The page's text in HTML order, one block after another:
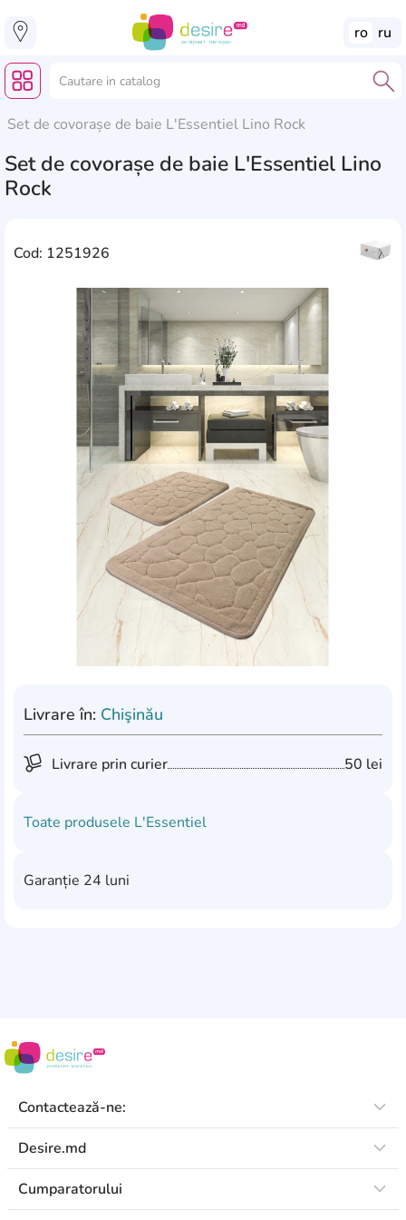
ro ru
Set de covorașe de baie L'Essentiel Lino Rock
Set de covorașe de baie L'Essentiel Lino
Rock
Cod: 1251926
Livrare în: Chişinău
Livrare prin curier 50 lei
Toate produsele L'Essentiel
Garanție 24 luni
Contactează-ne:
Desire.md
Cumparatorului